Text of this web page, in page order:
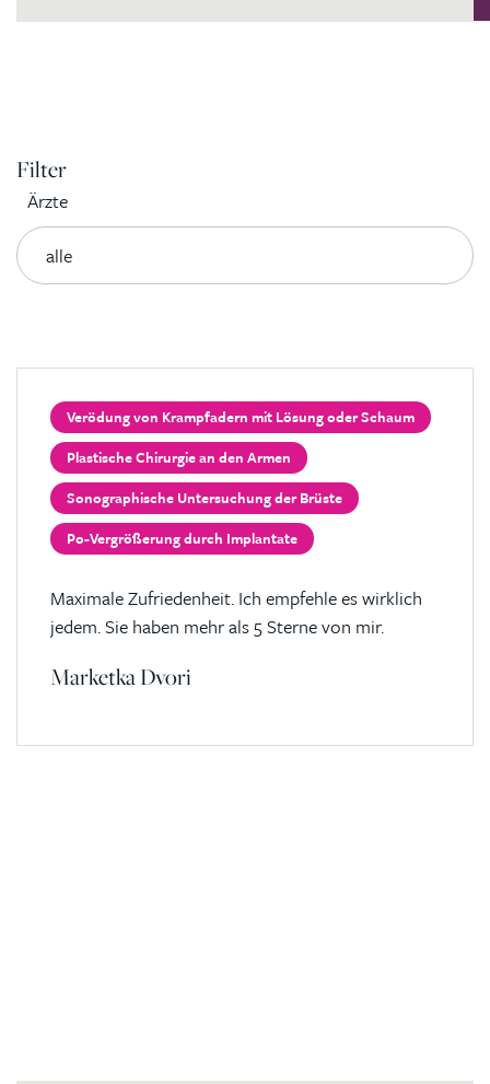
Filter
Ärzte
Verödung von Krampfadern mit Lösung oder Schaum
Plastische Chirurgie an den Armen
Sonographische Untersuchung der Brüste
Po-Vergrößerung durch Implantate
Maximale Zufriedenheit. Ich empfehle es wirklich
jedem. Sie haben mehr als 5 Sterne von mir.
Marketka Dvori